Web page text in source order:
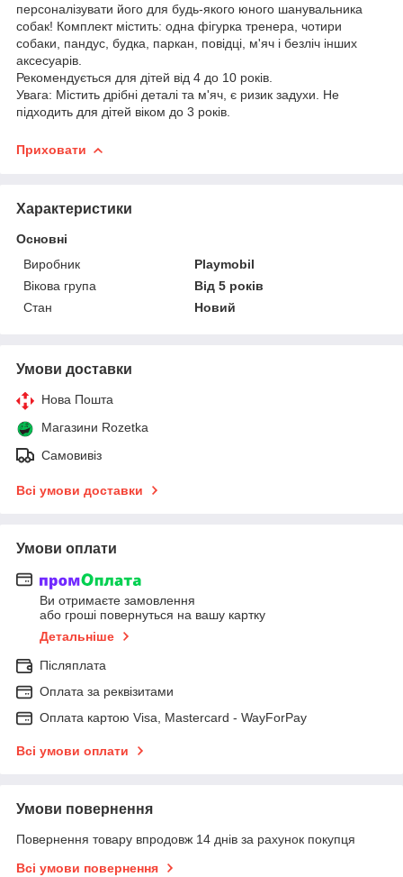
персоналізувати його для будь-якого юного шанувальника
собак! Комплект містить: одна фігурка тренера, чотири
собаки, пандус, будка, паркан, повідці, м'яч і безліч інших
аксесуарів.
Рекомендується для дітей від 4 до 10 років.
Увага: Містить дрібні деталі та м'яч, є ризик задухи. Не
підходить для дітей віком до 3 років.
Приховати
Характеристики
Основні
Виробник
Playmobіl
Вікова група
Від 5 років
Стан
Новий
Умови доставки
Нова Пошта
Магазини Rozetka
Самовивіз
Всі умови доставки
Умови оплати
Ви отримаєте замовлення
або гроші повернуться на вашу картку
Детальніше
Післяплата
Оплата за реквізитами
Оплата картою Visa, Mastercard - WayForPay
Всі умови оплати
Умови повернення
Повернення товару впродовж 14 днів за рахунок покупця
Всі умови повернення